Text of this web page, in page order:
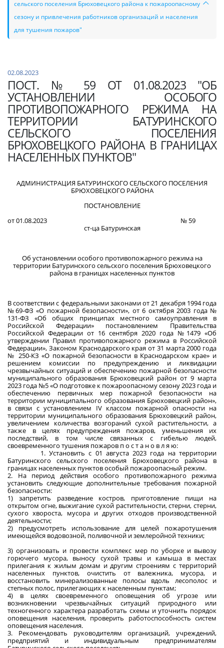
сельского поселения Брюховецкого района к пожароопасному
сезону и привлечения работников организаций и населения
для тушения пожаров"
02.08.2023
ПОСТ. № 59 ОТ 01.08.2023 "ОБ
УСТАНОВЛЕНИИ ОСОБОГО
ПРОТИВОПОЖАРНОГО РЕЖИМА НА
ТЕРРИТОРИИ БАТУРИНСКОГО
СЕЛЬСКОГО ПОСЕЛЕНИЯ
БРЮХОВЕЦКОГО РАЙОНА В ГРАНИЦАХ
НАСЕЛЕННЫХ ПУНКТОВ"
АДМИНИСТРАЦИЯ БАТУРИНСКОГО СЕЛЬСКОГО ПОСЕЛЕНИЯ
БРЮХОВЕЦКОГО РАЙОНА
ПОСТАНОВЛЕНИЕ
от 01.08.2023 № 59
ст-ца Батуринская
Об установлении особого противопожарного режима на
территории Батуринского сельского поселения Брюховецкого
района в границах населенных пунктов
В соответствии с федеральными законами от 21 декабря 1994 года
№69-ФЗ «О пожарной безопасности», от 6 октября 2003 года №
131-ФЗ «Об общих принципах местного самоуправления в
Российской Федерации» постановлением Правительства
Российской Федерации от 16 сентября 2020 года №1479 «Об
утверждении Правил противопожарного режима в Российской
Федерации», Законом Краснодарского края от 31 марта 2000 года
№ 250-КЗ «О пожарной безопасности в Краснодарском крае» и
решением комиссии по предупреждению и ликвидации
чрезвычайных ситуаций и обеспечению пожарной безопасности
муниципального образования Брюховецкий район от 9 марта
2023 года №5 «О подготовке к пожароопасному сезону 2023 года и
обеспечению первичных мер пожарной безопасности на
территории муниципального образования Брюховецкий район»,
в связи с установлением IV классом пожарной опасности на
территории муниципального образования Брюховецкий район,
увеличением количества возгораний сухой растительности, а
также в целях предупреждения пожаров, уменьшения их
последствий, в том числе связанных с гибелью людей,
своевременного тушения пожаров п о с т а н о в л я ю:
1. Установить с 01 августа 2023 года на территории
Батуринского сельского поселения Брюховецкого района в
границах населенных пунктов особый пожароопасный режим.
2. На период действия особого противопожарного режима
установить следующие дополнительные требования пожарной
безопасности:
1) запретить разведение костров, приготовление пищи на
открытом огне, выжигание сухой растительности, стерни, стерни,
сухого хвороста, мусора и других отходов производственной
деятельности;
2) предусмотреть использование для целей пожаротушения
имеющейся водовозной, поливочной и землеройной техники;
3) организовать и провести комплекс мер по уборке и вывозу
горючего мусора, выносу сухой травы и камыша в местах
прилегания к жилым домам и другим строениям с территорий
населенных пунктов, очистить от валежника, мусора, и
восстановить минерализованные полосы вдоль лесополос и
степных полос, прилегающих к населенным пунктам;
4) в целях своевременного оповещения об угрозе или
возникновении чрезвычайных ситуаций природного или
техногенного характера разработать схемы и уточнить порядок
оповещения населения, проверить работоспособность систем
оповещения населения.
3. Рекомендовать руководителям организаций, учреждений,
предприятий и индивидуальным предпринимателям